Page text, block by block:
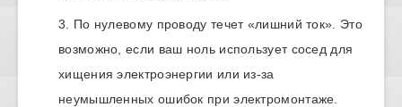
По нулевому проводу течет «лишний ток». Это
возможно, если ваш ноль использует сосед для
хищения электроэнергии или из-за
неумышленных ошибок при электромонтаже.